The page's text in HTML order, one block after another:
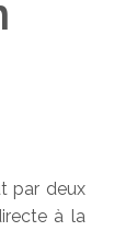
par deux
à la